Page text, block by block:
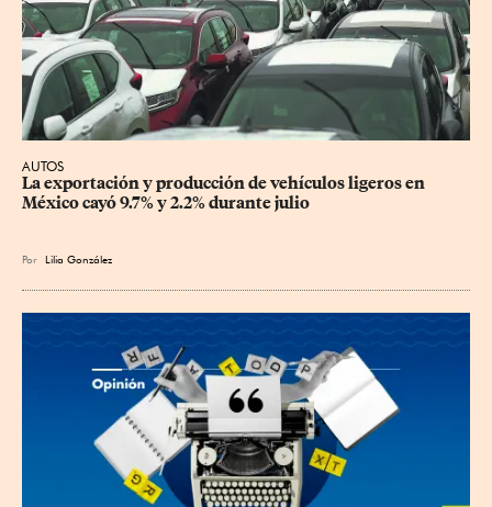
AUTOS
La exportación y producción de vehículos ligeros en
México cayó 9.7% y 2.2% durante julio
Por Lilia González